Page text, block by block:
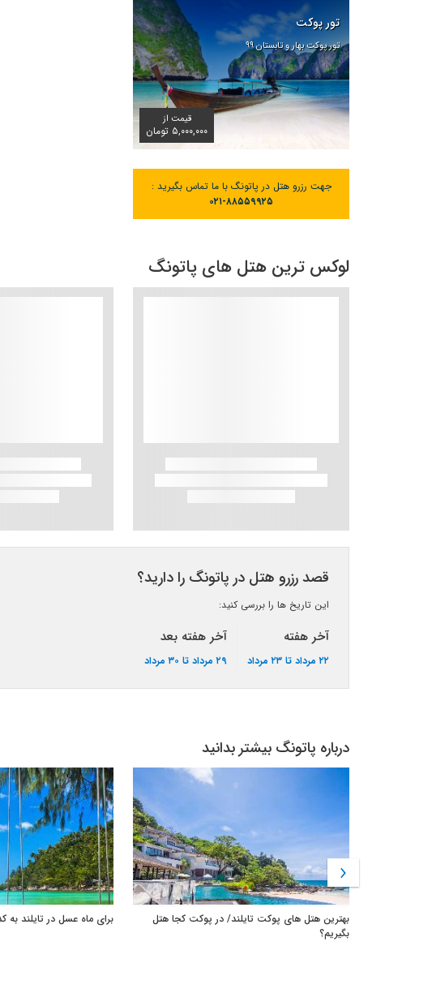
تور پوکت
تور پوکت بهار و تابستان ۹۹
قیمت از
۵,۰۰۰,۰۰۰ تومان
جهت رزرو هتل در پاتونگ با ما تماس بگیرید :
۰۲۱-۸۸۵۵۹۹۲۵
لوکس ترین هتل های پاتونگ
قصد رزرو هتل در پاتونگ را دارید؟
این تاریخ ها را بررسی کنید:
آخر هفته
۲۲ مرداد تا ۲۳ مرداد
آخر هفته بعد
۲۹ مرداد تا ۳۰ مرداد
درباره پاتونگ بیشتر بدانید
بهترین هتل های پوکت تایلند/ در پوکت کجا هتل
بگیریم؟
برای ماه عسل در تایلند به